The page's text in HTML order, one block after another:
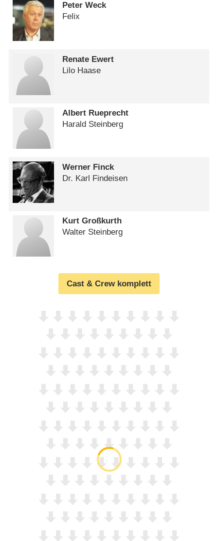
Peter Weck
Felix
Renate Ewert
Lilo Haase
Albert Rueprecht
Harald Steinberg
Werner Finck
Dr. Karl Findeisen
Kurt Großkurth
Walter Steinberg
Cast & Crew komplett